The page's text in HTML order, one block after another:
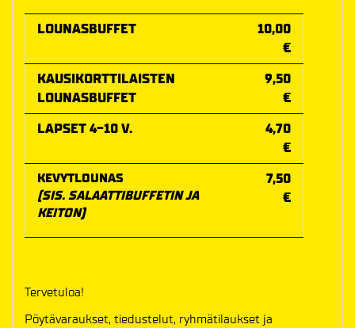
LOUNASBUFFET
10,00
€
KAUSIKORTTILAISTEN
LOUNASBUFFET
9,50
€
LAPSET 4-10 V.
4,70
€
KEVYTLOUNAS
(SIS. SALAATTIBUFFETIN JA
KEITON)
7,50
€
Tervetuloa!
Pöytävaraukset, tiedustelut, ryhmätilaukset ja